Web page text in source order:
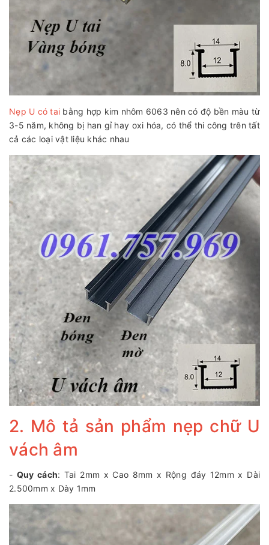
Nẹp U có tai bằng hợp kim nhôm 6063 nên có độ bền màu từ
3-5 năm, không bị han gỉ hay oxi hóa, có thể thi công trên tất
cả các loại vật liệu khác nhau
2. Mô tả sản phẩm nẹp chữ U
vách âm
- Quy cách: Tai 2mm x Cao 8mm x Rộng đáy 12mm x Dài
2.500mm x Dày 1mm